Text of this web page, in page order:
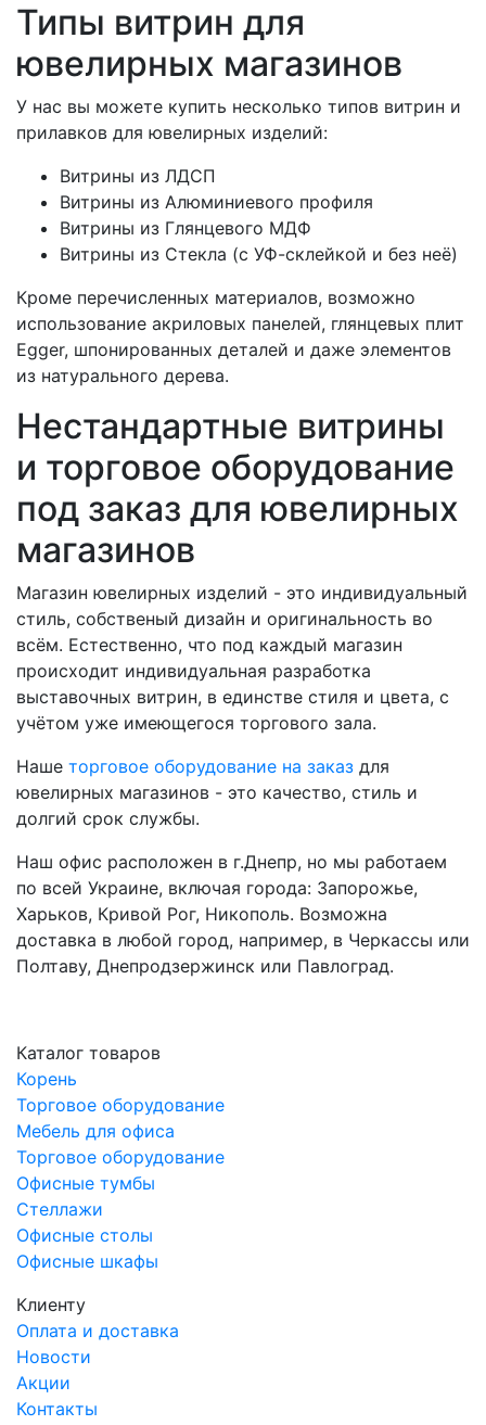
Типы витрин для
ювелирных магазинов
У нас вы можете купить несколько типов витрин и
прилавков для ювелирных изделий:
Витрины из ЛДСП
Витрины из Алюминиевого профиля
Витрины из Глянцевого МДФ
Витрины из Стекла (с УФ-склейкой и без неё)
Кроме перечисленных материалов, возможно
использование акриловых панелей, глянцевых плит
Egger, шпонированных деталей и даже элементов
из натурального дерева.
Нестандартные витрины
и торговое оборудование
под заказ для ювелирных
магазинов
Магазин ювелирных изделий - это индивидуальный
стиль, собственый дизайн и оригинальность во
всём. Естественно, что под каждый магазин
происходит индивидуальная разработка
выставочных витрин, в единстве стиля и цвета, с
учётом уже имеющегося торгового зала.
Наше торговое оборудование на заказ для
ювелирных магазинов - это качество, стиль и
долгий срок службы.
Наш офис расположен в г.Днепр, но мы работаем
по всей Украине, включая города: Запорожье,
Харьков, Кривой Рог, Никополь. Возможна
доставка в любой город, например, в Черкассы или
Полтаву, Днепродзержинск или Павлоград.
Каталог товаров
Корень
Торговое оборудование
Мебель для офиса
Торговое оборудование
Офисные тумбы
Стеллажи
Офисные столы
Офисные шкафы
Клиенту
Оплата и доставка
Новости
Акции
Контакты